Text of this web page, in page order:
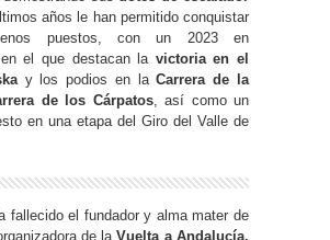
años le han permitido conquistar
puestos, con un 2023 en
el que destacan la victoria en el
y los podios en laCarrera de la
de los Cárpatos, así como un
en una etapa del Giro del Valle de
fallecido el fundador y alma mater de
de laVuelta a Andalucía,